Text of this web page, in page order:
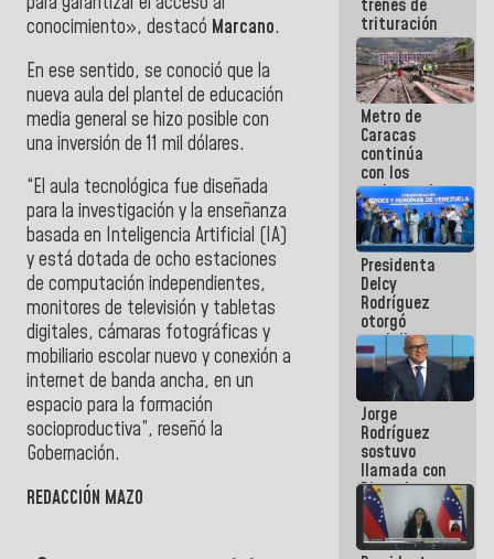
conocimiento», destacó Marcano.
En ese sentido, se conoció que la
nueva aula del plantel de educación
media general se hizo posible con
una inversión de 11 mil dólares.
“El aula tecnológica fue diseñada
para la investigación y la enseñanza
basada en Inteligencia Artificial (IA)
y está dotada de ocho estaciones
de computación independientes,
monitores de televisión y tabletas
digitales, cámaras fotográficas y
mobiliario escolar nuevo y conexión a
internet de banda ancha, en un
espacio para la formación
socioproductiva”, reseñó la
Gobernación.
REDACCIÓN MAZO
trenes de
trituración
para
optimizar
manejo de
escombros
en La Guaira
Metro de
Caracas
continúa
con los
trabajos de
mantenimiento
e inspección
en la Línea 2
Presidenta
Delcy
Rodríguez
otorgó
medalla
"Héroe de
Venezuela"
a servidores
públicos
Jorge
Rodríguez
sostuvo
llamada con
Dinorah
Figuera y
acuerdan
primer